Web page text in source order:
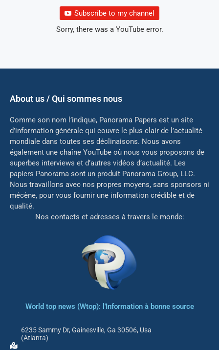
Subscribe to my channel
Sorry, there was a YouTube error.
About us / Qui sommes nous
Comme son nom l’indique, Panorama Papers est un site
d’information générale qui couvre le plus clair de l’actualité
mondiale dans toutes ses déclinaisons. Nous avons
également une chaîne YouTube où nous vous proposons de
superbes interviews et d’autres vidéos d’actualité. Les
papiers Panorama sont un produit Panorama Group, LLC.
Nous travaillons avec nos propres moyens, sans sponsors ni
mécène, pour vous fournir une information crédible et de
qualité.
Nos contacts et adresses à travers le monde:
World top news (Wtop): l'Information à bonne source
6235 Sammy Dr, Gainesville, Ga 30506, Usa
(Atlanta)